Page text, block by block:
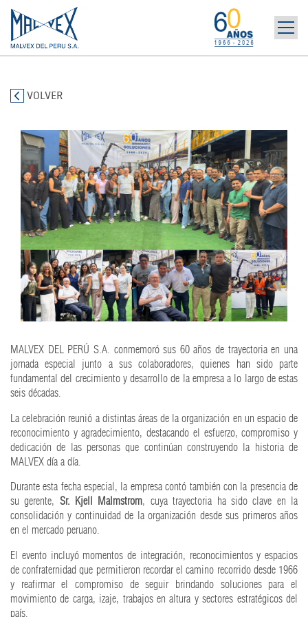
PRODUCTOS
POST-VENTA | ALQUILER
NOTICIAS
CONTÁCTANOS
VOLVER
MALVEX DEL PERÚ S.A. conmemoró sus 60 años de trayectoria en una
jornada especial junto a sus colaboradores, quienes han sido parte
fundamental del crecimiento y desarrollo de la empresa a lo largo de estas
seis décadas.
La celebración reunió a distintas áreas de la organización en un espacio de
reconocimiento y agradecimiento, destacando el esfuerzo, compromiso y
dedicación de las personas que continúan construyendo la historia de
MALVEX día a día.
Durante esta fecha especial, la empresa contó también con la presencia de
su gerente, Sr. Kjell Malmstrom, cuya trayectoria ha sido clave en la
consolidación y continuidad de la organización desde sus primeros años
en el mercado peruano.
El evento incluyó momentos de integración, reconocimientos y espacios
de confraternidad que permitieron recordar el camino recorrido desde 1966
y reafirmar el compromiso de seguir brindando soluciones para el
movimiento de carga, izaje, trabajos en altura y sectores estratégicos del
país.